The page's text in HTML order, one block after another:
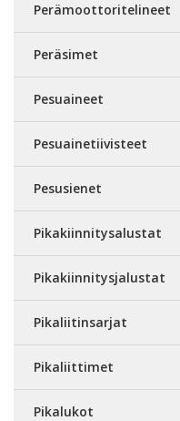
Perämoottoritelineet
Peräsimet
Pesuaineet
Pesuainetiivisteet
Pesusienet
Pikakiinnitysalustat
Pikakiinnitysjalustat
Pikaliitinsarjat
Pikaliittimet
Pikalukot